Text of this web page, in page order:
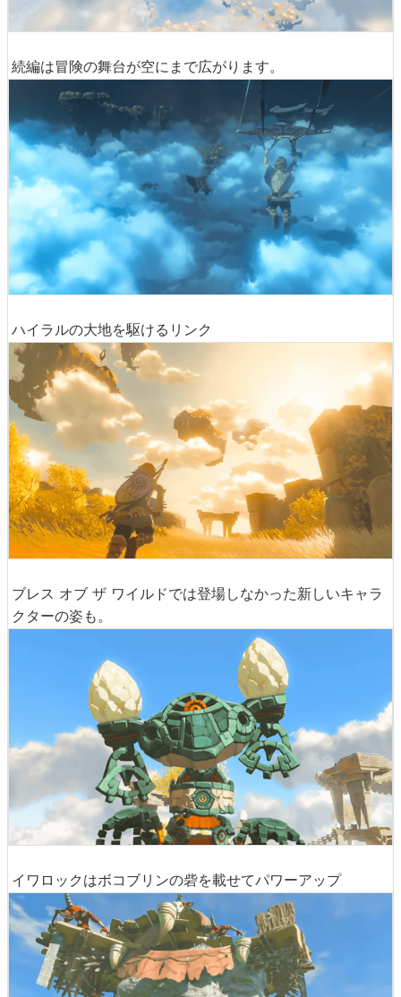
続編は冒険の舞台が空にまで広がります。
ハイラルの大地を駆けるリンク
ブレス オブ ザ ワイルドでは登場しなかった新しいキャラ
クターの姿も。
イワロックはボコブリンの砦を載せてパワーアップ